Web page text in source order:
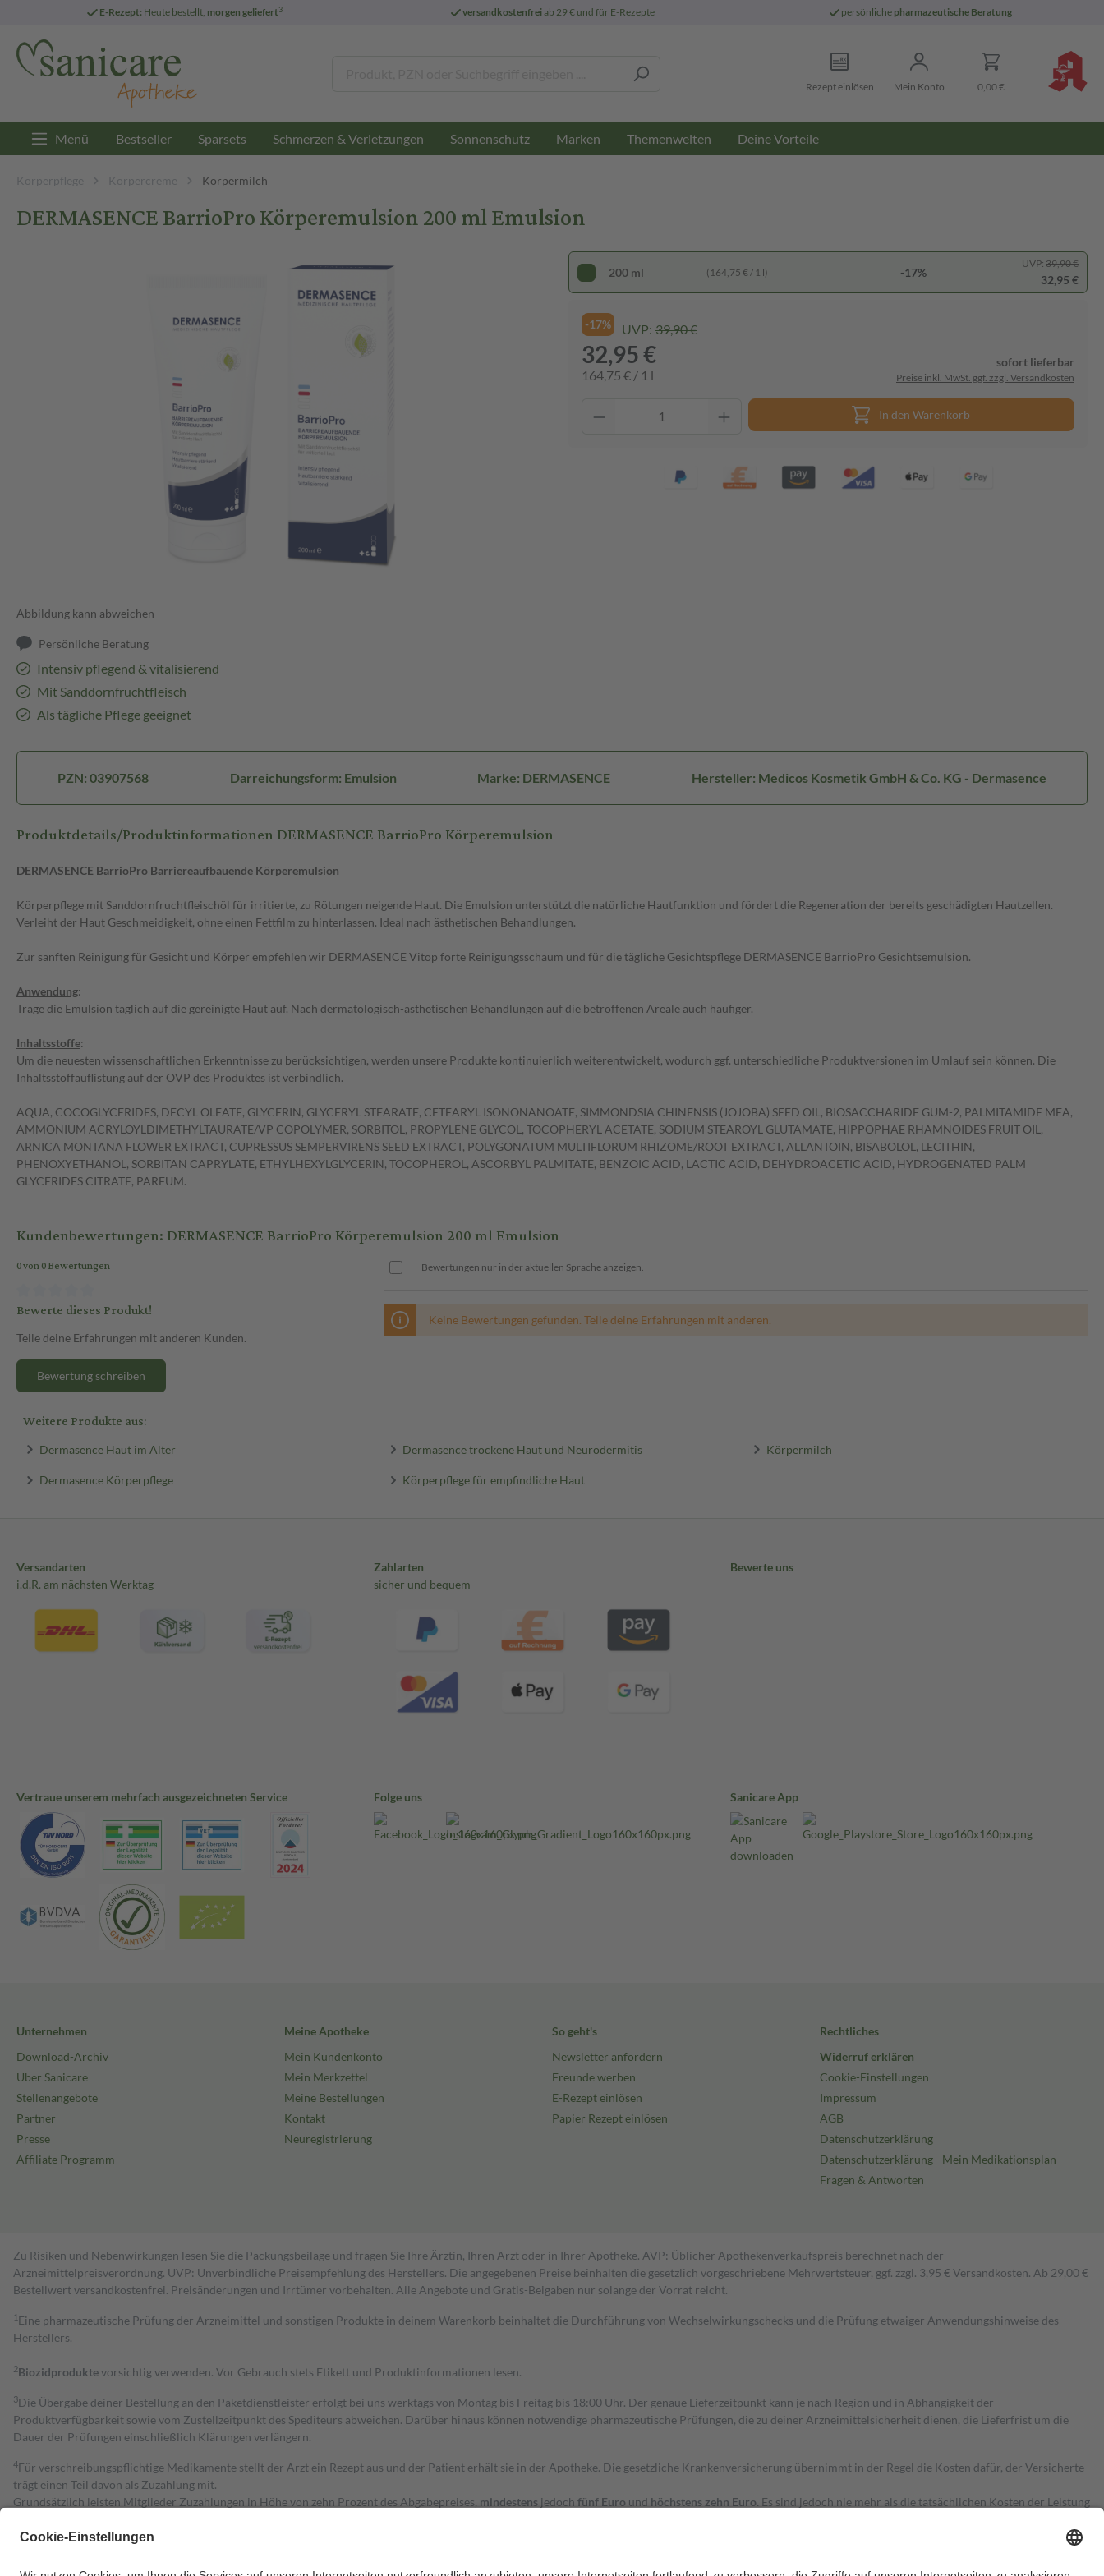
E-Rezept: Heute bestellt, morgen geliefert3 versandkostenfreiab 29 € und für E-Rezepte persönliche pharmazeutische Beratung
Rezept einlösen Mein Konto 0,00 €
Menü Bestseller Sparsets Schmerzen & Verletzungen Sonnenschutz Marken Themenwelten Deine Vorteile
Körperpflege Körpercreme Körpermilch
DERMASENCE BarrioPro Körperemulsion 200 ml Emulsion
Abbildung kann abweichen
Persönliche Beratung
Intensiv pflegend & vitalisierend
Mit Sanddornfruchtfleisch
Als tägliche Pflege geeignet
200 ml (164,75 € / 1 l) -17%
UVP: 39,90 €
32,95 €
-17% UVP: 39,90 €
32,95 €
164,75 € / 1 l
sofort lieferbar
Preise inkl. MwSt. ggf. zzgl. Versandkosten
In den Warenkorb
PZN: 03907568 Darreichungsform: Emulsion Marke: DERMASENCE Hersteller: Medicos Kosmetik GmbH & Co. KG - Dermasence
Produktdetails/Produktinformationen DERMASENCE BarrioPro Körperemulsion
DERMASENCE BarrioPro Barriereaufbauende Körperemulsion
Körperpflege mit Sanddornfruchtfleischöl für irritierte, zu Rötungen neigende Haut. Die Emulsion unterstützt die natürliche Hautfunktion und fördert die Regeneration der bereits geschädigten Hautzellen.
Verleiht der Haut Geschmeidigkeit, ohne einen Fettfilm zu hinterlassen. Ideal nach ästhetischen Behandlungen.
Zur sanften Reinigung für Gesicht und Körper empfehlen wir DERMASENCE Vitop forte Reinigungsschaum und für die tägliche Gesichtspflege DERMASENCE BarrioPro Gesichtsemulsion.
Anwendung:
Trage die Emulsion täglich auf die gereinigte Haut auf. Nach dermatologisch-ästhetischen Behandlungen auf die betroffenen Areale auch häufiger.
Inhaltsstoffe:
Um die neuesten wissenschaftlichen Erkenntnisse zu berücksichtigen, werden unsere Produkte kontinuierlich weiterentwickelt, wodurch ggf. unterschiedliche Produktversionen im Umlauf sein können. Die
Inhaltsstoffauflistung auf der OVP des Produktes ist verbindlich.
AQUA, COCOGLYCERIDES, DECYL OLEATE, GLYCERIN, GLYCERYL STEARATE, CETEARYL ISONONANOATE, SIMMONDSIA CHINENSIS (JOJOBA) SEED OIL, BIOSACCHARIDE GUM-2, PALMITAMIDE MEA,
AMMONIUM ACRYLOYLDIMETHYLTAURATE/VP COPOLYMER, SORBITOL, PROPYLENE GLYCOL, TOCOPHERYL ACETATE, SODIUM STEAROYL GLUTAMATE, HIPPOPHAE RHAMNOIDES FRUIT OIL,
ARNICA MONTANA FLOWER EXTRACT, CUPRESSUS SEMPERVIRENS SEED EXTRACT, POLYGONATUM MULTIFLORUM RHIZOME/ROOT EXTRACT, ALLANTOIN, BISABOLOL, LECITHIN,
PHENOXYETHANOL, SORBITAN CAPRYLATE, ETHYLHEXYLGLYCERIN, TOCOPHEROL, ASCORBYL PALMITATE, BENZOIC ACID, LACTIC ACID, DEHYDROACETIC ACID, HYDROGENATED PALM
GLYCERIDES CITRATE, PARFUM.
Kundenbewertungen: DERMASENCE BarrioPro Körperemulsion 200 ml Emulsion
0 von 0 Bewertungen
Bewerte dieses Produkt!
Teile deine Erfahrungen mit anderen Kunden.
Bewertung schreiben
Bewertungen nur in der aktuellen Sprache anzeigen.
Keine Bewertungen gefunden. Teile deine Erfahrungen mit anderen.
Weitere Produkte aus:
Dermasence Haut im Alter Dermasence trockene Haut und Neurodermitis Körpermilch
Dermasence Körperpflege Körperpflege für empfindliche Haut
Versandarten
i.d.R. am nächsten Werktag
Zahlarten
sicher und bequem
Bewerte uns
Vertraue unserem mehrfach ausgezeichneten Service Folge uns Sanicare App
Unternehmen
Download-Archiv
Über Sanicare
Stellenangebote
Partner
Presse
Affiliate Programm
Meine Apotheke
Mein Kundenkonto
Mein Merkzettel
Meine Bestellungen
Kontakt
Neuregistrierung
So geht's
Newsletter anfordern
Freunde werben
E-Rezept einlösen
Papier Rezept einlösen
Rechtliches
Widerruf erklären
Cookie-Einstellungen
Impressum
AGB
Datenschutzerklärung
Datenschutzerklärung - Mein Medikationsplan
Fragen & Antworten
Zu Risiken und Nebenwirkungen lesen Sie die Packungsbeilage und fragen Sie Ihre Ärztin, Ihren Arzt oder in Ihrer Apotheke. AVP: Üblicher Apothekenverkaufspreis berechnet nach der
Arzneimittelpreisverordnung. UVP: Unverbindliche Preisempfehlung des Herstellers. Die angegebenen Preise beinhalten die gesetzlich vorgeschriebene Mehrwertsteuer, ggf. zzgl. 3,95 € Versandkosten. Ab 29,00 €
Bestell­wert versand­kosten­frei. Preisänderungen und Irrtümer vorbehalten. Alle Angebote und Gratis-Beigaben nur solange der Vorrat reicht.
1 Eine pharmazeutische Prüfung der Arzneimittel und sonstigen Produkte in deinem Warenkorb beinhaltet die Durchführung von Wechselwirkungschecks und die Prüfung etwaiger Anwendungshinweise des
Herstellers.
2Biozidproduktevorsichtig verwenden. Vor Gebrauch stets Etikett und Produktinformationen lesen.
3Die Übergabe deiner Bestellung an den Paketdienstleister erfolgt bei uns werktags von Montag bis Freitag bis 18:00 Uhr. Der genaue Lieferzeitpunkt kann je nach Region und in Abhängigkeit der
Produktverfügbarkeit sowie vom Zustellzeitpunkt des Spediteurs abweichen. Darüber hinaus können notwendige pharmazeutische Prüfungen, die zu deiner Arzneimittelsicherheit dienen, die Lieferfrist um die
Dauer der Prüfungen einschließlich Klärungen verlängern.
4Für verschreibungspflichtige Medikamente stellt der Arzt ein Rezept aus und der Patient erhält sie in der Apotheke. Die gesetzliche Krankenversicherung übernimmt in der Regel die Kosten dafür, der Versicherte
trägt einen Teil davon als Zuzahlung mit.
Grundsätzlich leisten Mitglieder Zuzahlungen in Höhe von zehn Prozent des Abgabepreises, mindestens jedoch fünf Euro und höchstens zehn Euro. Es sind jedoch nie mehr als die tatsächlichen Kosten der Leistung
Diese Regeln gelten grundsätzlich auch für Online-Apotheken.
Um das Engagement der Versicherten für ihre eigene Gesundheit zu stärken und die besondere Stellung der Familie zu unterstützen, fallenkeine Zuzahlungen an bei: